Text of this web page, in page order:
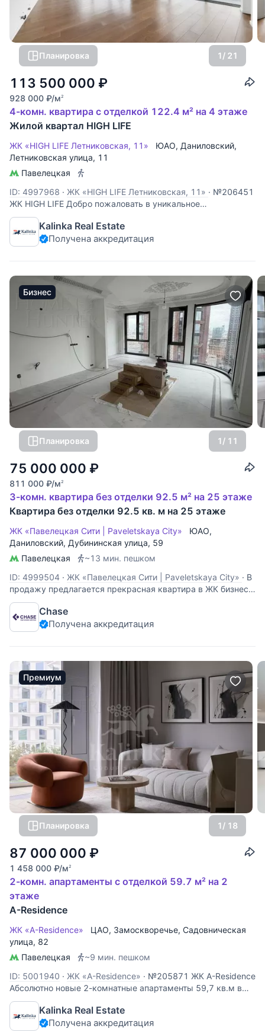
Планировка 1/ 21
113 500 000 ₽
928 000 ₽/м2
4-комн. квартира с отделкой 122.4 м² на 4 этаже
Жилой квартал HIGH LIFE
ЖК «HIGH LIFE Летниковская, 11» ЮАО, Даниловский,
Летниковская улица, 11
Павелецкая
ID: 4997968 · ЖК «HIGH LIFE Летниковская, 11» · №206451
ЖК HIGH LIFE Добро пожаловать в уникальное
пространство жилого комплекса High Life, где с первых
минут вы ощущаете исключительное качество жизни!
Представляем вашему вниманию квартиру с премиальной
Kalinka Real Estate
Получена аккредитация
Бизнес
Планировка 1/ 11
75 000 000 ₽
811 000 ₽/м2
3-комн. квартира без отделки 92.5 м² на 25 этаже
Квартира без отделки 92.5 кв. м на 25 этаже
ЖК «Павелецкая Сити | Paveletskaya City» ЮАО,
Даниловский, Дубининская улица, 59
Павелецкая
~13 мин. пешком
ID: 4999504 · ЖК «Павелецкая Сити | Paveletskaya City» · В
продажу предлагается прекрасная квартира в ЖК бизнес-
класса "Павелецкая Сити" с идеальной планировкой, в
которой предусмотрено: - 2 спальни - просторная кухня-
гостиная - большая гардеробная комната - 2 санузла В
Chase
Получена аккредитация
Премиум
Планировка 1/ 18
87 000 000 ₽
1 458 000 ₽/м2
2-комн. апартаменты с отделкой 59.7 м² на 2
этаже
A-Residence
ЖК «A-Residence» ЦАО, Замоскворечье, Садовническая
улица, 82
Павелецкая
~9 мин. пешком
ID: 5001940 · ЖК «A-Residence» · №205871 ЖК A-Residence
Абсолютно новые 2-комнатные апартаменты 59,7 кв.м в
жилом комплексе A-Residence в Замоскворечье.
Планировка: прихожая, кухня-гостиная, спальня, две
ванные комнаты. Выполнен качественный ремонт с
Kalinka Real Estate
Получена аккредитация